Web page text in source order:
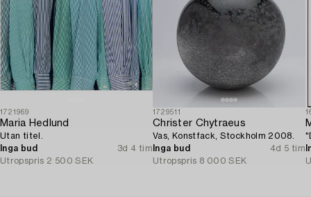
1721969
Maria Hedlund
Utan titel.
Inga bud
3d 4 tim
Utropspris 2 500 SEK
1729511
Christer Chytraeus
Vas, Konstfack, Stockholm 2008.
Inga bud
4d 5 tim
Utropspris 8 000 SEK